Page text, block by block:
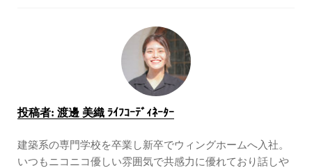
投稿者: 渡邊 美織 ﾗｲﾌｺｰﾃﾞｨﾈｰﾀｰ
建築系の専門学校を卒業し新卒でウィングホームへ入社。
いつもニコニコ優しい雰囲気で共感力に優れており話しや